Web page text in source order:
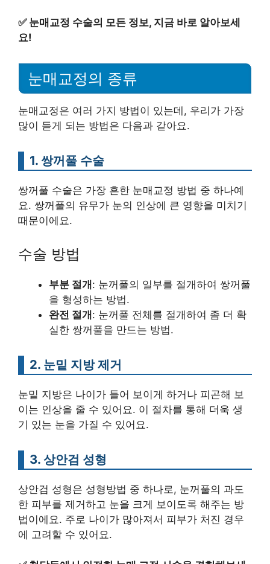
✅ 눈매교정 수술의 모든 정보, 지금 바로 알아보세
요!
눈매교정의 종류
눈매교정은 여러 가지 방법이 있는데, 우리가 가장
많이 듣게 되는 방법은 다음과 같아요.
1. 쌍꺼풀 수술
쌍꺼풀 수술은 가장 흔한 눈매교정 방법 중 하나예
요. 쌍꺼풀의 유무가 눈의 인상에 큰 영향을 미치기
때문이에요.
수술 방법
부분 절개 : 눈꺼풀의 일부를 절개하여 쌍꺼풀
을 형성하는 방법.
완전 절개 : 눈꺼풀 전체를 절개하여 좀 더 확
실한 쌍꺼풀을 만드는 방법.
2. 눈밑 지방 제거
눈밑 지방은 나이가 들어 보이게 하거나 피곤해 보
이는 인상을 줄 수 있어요. 이 절차를 통해 더욱 생
기 있는 눈을 가질 수 있어요.
3. 상안검 성형
상안검 성형은 성형방법 중 하나로, 눈꺼풀의 과도
한 피부를 제거하고 눈을 크게 보이도록 해주는 방
법이에요. 주로 나이가 많아져서 피부가 처진 경우
에 고려할 수 있어요.